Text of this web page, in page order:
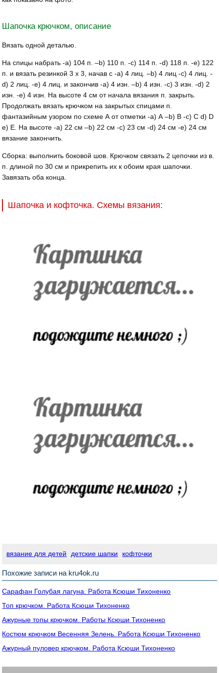
Шапочка крючком, описание
Вязать одной деталью.
На спицы набрать -а) 104 п. –b) 110 п. -с) 114 п. -d) 118 п. -е) 122
п. и вязать резинкой 3 х 3, начав с -а) 4 лиц. –b) 4 лиц -с) 4 лиц. -
d) 2 лиц. -е) 4 лиц. и закончив -а) 4 изн. –b) 4 изн. -с) 3 изн. -d) 2
изн. -е) 4 изн. На высоте 4 см от начала вязания п. закрыть.
Продолжать вязать крючком на закрытых спицами п.
фантазийным узором по схеме А от отметки -а) А –b) В -с) С d) D
е) Е. На высоте -а) 22 см –b) 22 см -с) 23 см -d) 24 см -е) 24 см
вязание закончить.
Сборка: выполнить боковой шов. Крючком связать 2 цепочки из в.
п. длиной по 30 см и прикрепить их к обоим края шапочки.
Завязать оба конца.
Шапочка и кофточка. Схемы вязания:
вязание для детей детские шапки кофточки
Похожие записи на kru4ok.ru
Сарафан Голубая лагуна. Работа Ксюши Тихоненко
Топ крючком. Работа Ксюши Тихоненко
Ажурные топы крючком. Работы Ксюши Тихоненко
Костюм крючком Весенняя Зелень. Работа Ксюши Тихоненко
Ажурный пуловер крючком. Работа Ксюши Тихоненко